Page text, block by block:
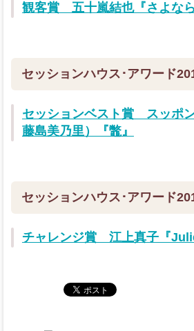
観客賞 五十嵐結也『さよなら
セッションハウス･アワード
セッションベスト賞 スッポ
藤島美乃里）『鼈』
セッションハウス･アワード
チャレンジ賞 江上真子『